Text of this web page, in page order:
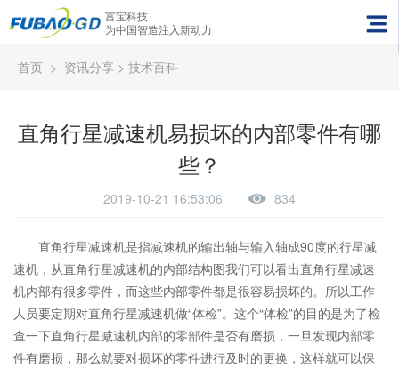
富宝科技
为中国智造注入新动力
首页 > 资讯分享 > 技术百科
直角行星减速机易损坏的内部零件有哪
些？
2019-10-21 16:53:06 834
直角行星减速机是指减速机的输出轴与输入轴成90度的行星减
速机，从直角行星减速机的内部结构图我们可以看出直角行星减速
机内部有很多零件，而这些内部零件都是很容易损坏的。所以工作
人员要定期对直角行星减速机做“体检”。这个“体检”的目的是为了检
查一下直角行星减速机内部的零部件是否有磨损，一旦发现内部零
件有磨损，那么就要对损坏的零件进行及时的更换，这样就可以保